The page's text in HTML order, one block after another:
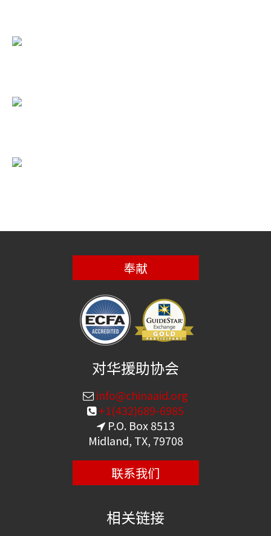
奉献
对华援助协会
info@chinaaid.org
+1(432)689-6985
P.O. Box 8513
Midland, TX, 79708
联系我们
相关链接